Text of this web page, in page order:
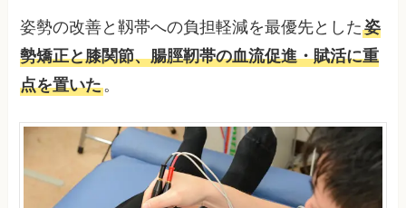
姿勢の改善と靱帯への負担軽減を最優先とした姿
勢矯正と膝関節、腸脛靭帯の血流促進・賦活に重
点を置いた。